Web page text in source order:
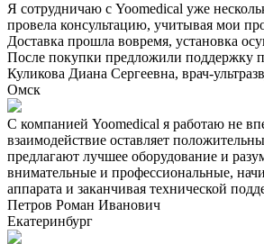
Я сотрудничаю с Yoomedical уже
провела консультацию, учитывая мои
Доставка прошла вовремя, установка
После покупки предложили поддержку
Куликова Диана Сергеевна, врач-
Омск
С компанией Yoomedical я работаю не
взаимодействие оставляет
предлагают лучшее оборудование и
внимательные и профессиональные,
аппарата и заканчивая технической
Петров Роман Иванович
Екатеринбург